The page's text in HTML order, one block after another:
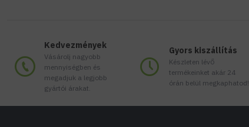
Kedvezmények
Vásárolj nagyobb
mennyiségben és
megadjuk a legjobb
gyártói árakat.
Gyors kiszállítás
Készleten lévő
termékeinket akár 24
órán belül megkaphatod!